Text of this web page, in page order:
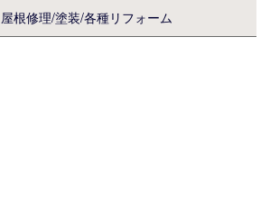
屋根修理/塗装/各種リフォーム